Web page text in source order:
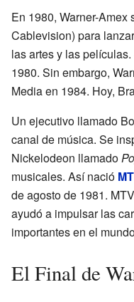
En 1980, Warner-
Cablevision) para
las artes y las
1980. Sin embargo,
Media en 1984. Hoy,
Un ejecutivo llamado
canal de música. Se
Nickelodeon llamado
musicales. Así nació
de agosto de 1981.
ayudó a impulsar las
importantes en el
El Final de